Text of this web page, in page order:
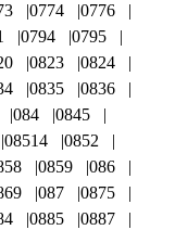
0774
0776
0794
0795
0823
0824
0835
0836
084
0845
08514
0852
0859
086
087
0875
0885
0887